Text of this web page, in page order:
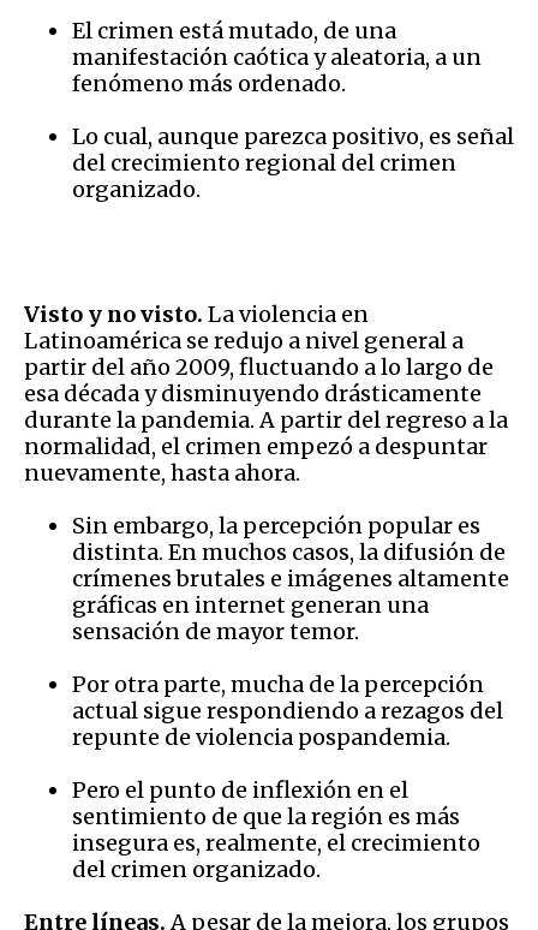
El crimen está mutado, de una
manifestación caótica y aleatoria, a un
fenómeno más ordenado.
Lo cual, aunque parezca positivo, es señal
del crecimiento regional del crimen
organizado.
Visto y no visto. La violencia en
Latinoamérica se redujo a nivel general a
partir del año 2009, fluctuando a lo largo de
esa década y disminuyendo drásticamente
durante la pandemia. A partir del regreso a la
normalidad, el crimen empezó a despuntar
nuevamente, hasta ahora.
Sin embargo, la percepción popular es
distinta. En muchos casos, la difusión de
crímenes brutales e imágenes altamente
gráficas en internet generan una
sensación de mayor temor.
Por otra parte, mucha de la percepción
actual sigue respondiendo a rezagos del
repunte de violencia pospandemia.
Pero el punto de inflexión en el
sentimiento de que la región es más
insegura es, realmente, el crecimiento
del crimen organizado.
Entre líneas.A pesar de la mejora, los grupos